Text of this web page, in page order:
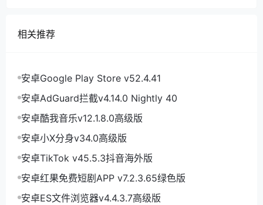
相关推荐
安卓Google Play Store v52.4.41
安卓AdGuard拦截v4.14.0 Nightly 40
安卓酷我音乐v12.1.8.0高级版
安卓小X分身v34.0高级版
安卓TikTok v45.5.3抖音海外版
安卓红果免费短剧APP v7.2.3.65绿色版
安卓ES文件浏览器v4.4.3.7高级版